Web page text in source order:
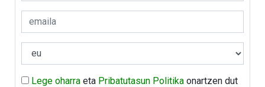
Lege oharra eta Pribatutasun Politika onartzen dut